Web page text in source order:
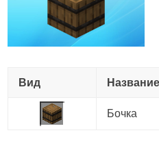
Вид Название
Бочка